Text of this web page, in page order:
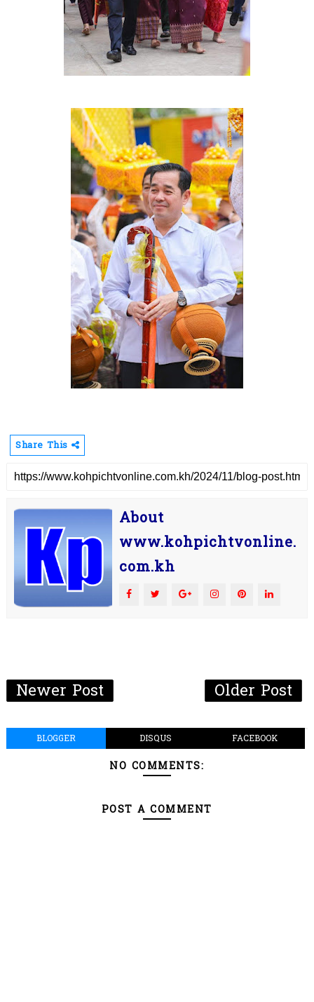
Share This
About
www.kohpichtvonline.
com.kh
Newer Post Older Post
BLOGGER DISQUS FACEBOOK
NO COMMENTS:
POST A COMMENT